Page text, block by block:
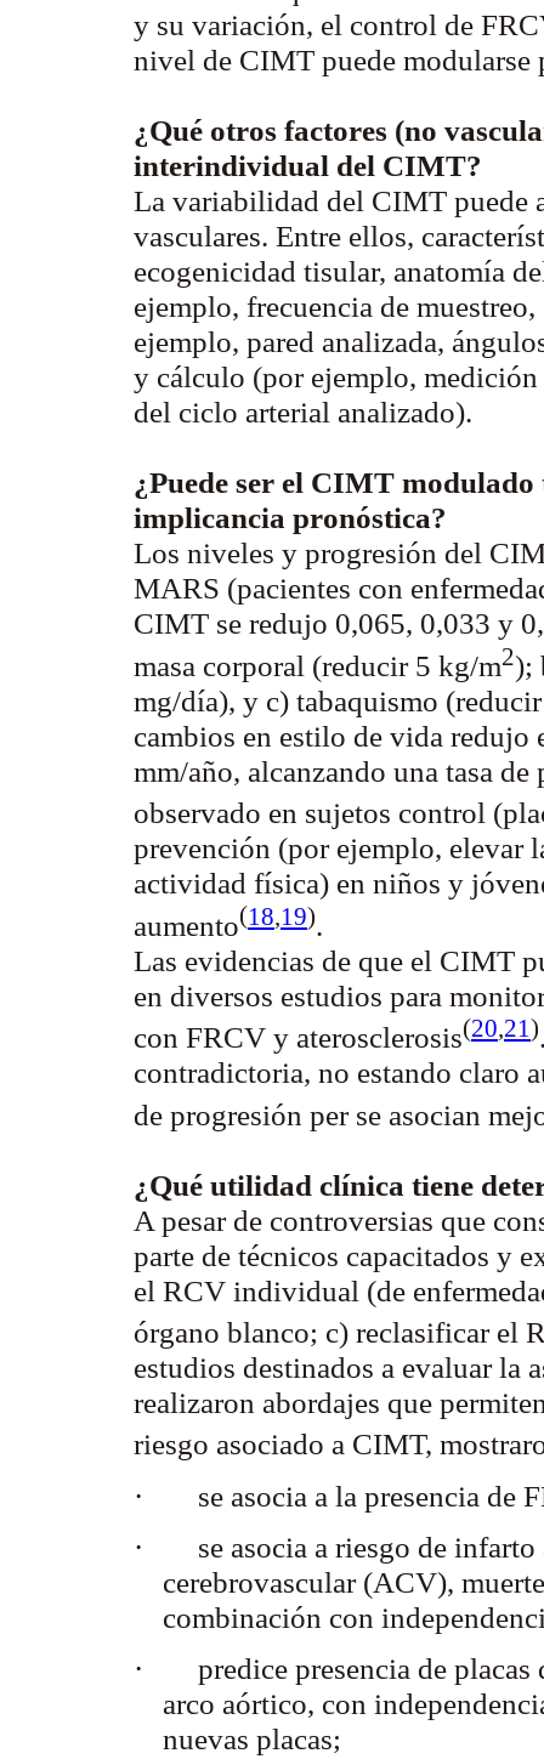
y su variación, el control de
nivel de CIMT puede modularse
¿Qué otros factores (no
interindividual del CIMT?
La variabilidad del CIMT puede
vasculares. Entre ellos,
ecogenicidad tisular, anatomía
ejemplo, frecuencia de
ejemplo, pared analizada,
y cálculo (por ejemplo,
del ciclo arterial analizado).
¿Puede ser el CIMT
implicancia pronóstica?
Los niveles y progresión del
MARS (pacientes con
CIMT se redujo 0,065, 0,033 y
masa corporal (reducir 5 kg/m2);
mg/día), y c) tabaquismo
cambios en estilo de vida redujo
mm/año, alcanzando una tasa
observado en sujetos control
prevención (por ejemplo, elevar
actividad física) en niños y
aumento(18,19).
Las evidencias de que el CIMT
en diversos estudios para
con FRCV y aterosclerosis(20,21)
contradictoria, no estando claro
de progresión per se asocian
¿Qué utilidad clínica tiene
A pesar de controversias que
parte de técnicos capacitados y
el RCV individual (de
órgano blanco; c) reclasificar el
estudios destinados a evaluar la
realizaron abordajes que
riesgo asociado a CIMT,
·
se asocia a la presencia de
·
se asocia a riesgo de
cerebrovascular (ACV),
combinación con
·
predice presencia de
arco aórtico, con
nuevas placas;